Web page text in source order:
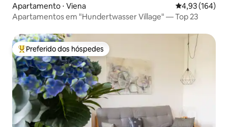
Apartamento ⋅ Viena 4,93 de uma
4,93 (164)
Apartamentos em "Hundertwasser Village" — Top 23
Entre os melhores preferidos dos hóspedes
Preferido dos hóspedes